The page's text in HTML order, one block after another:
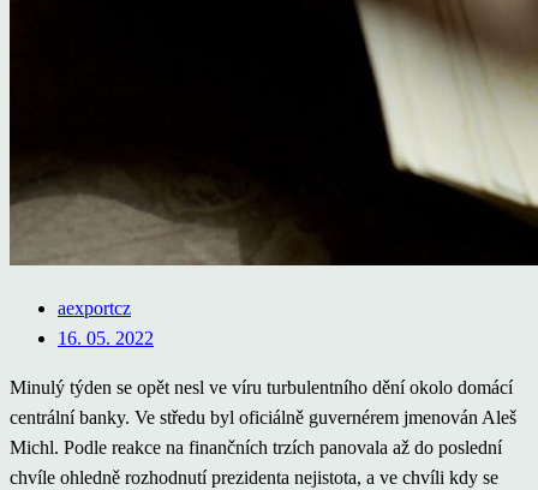
aexportcz
16. 05. 2022
Minulý týden se opět nesl ve víru turbulentního dění okolo domácí
centrální banky. Ve středu byl oficiálně guvernérem jmenován Aleš
Michl. Podle reakce na finančních trzích panovala až do poslední
chvíle ohledně rozhodnutí prezidenta nejistota, a ve chvíli kdy se